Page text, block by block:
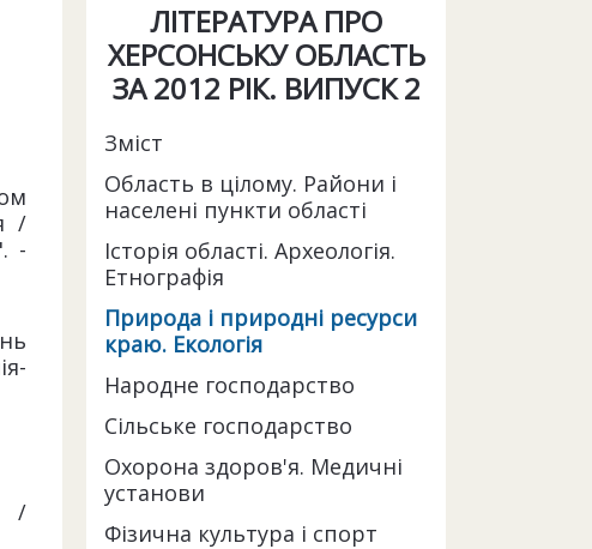
/
-
/
ЛІТЕРАТУРА ПРО
ХЕРСОНСЬКУ ОБЛАСТЬ
ЗА 2012 РІК. ВИПУСК 2
Зміст
Область в цілому. Райони і
населені пункти області
Історія області. Археологія.
Етнографія
Природа і природні ресурси
краю. Екологія
Народне господарство
Сільське господарство
Охорона здоров'я. Медичні
установи
Фізична культура і спорт